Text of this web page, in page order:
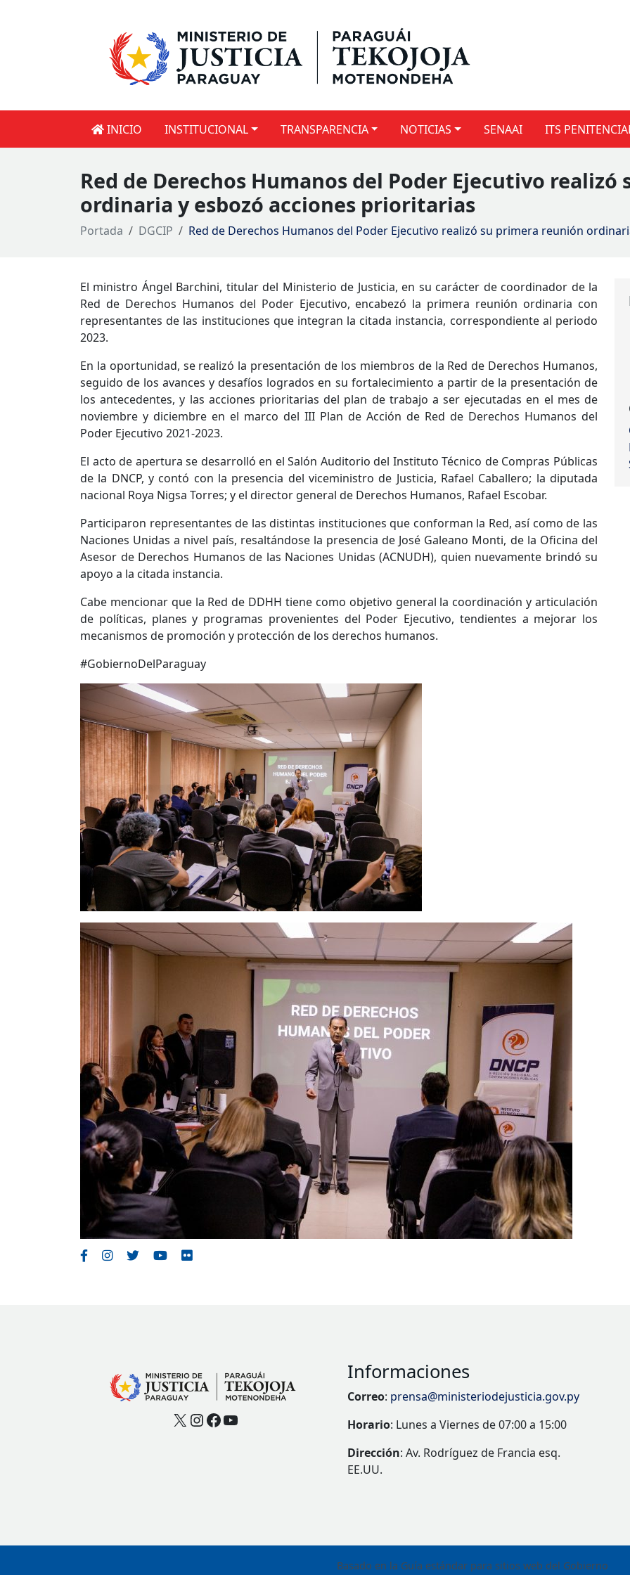
INICIO INSTITUCIONAL TRANSPARENCIA NOTICIAS SENAAI ITS
Red de Derechos Humanos del Poder Ejecutivo
ordinaria y esbozó acciones prioritarias
Portada DGCIP Red de Derechos Humanos del Poder Ejecutivo realizó su primera reunión
El ministro Ángel Barchini, titular del Ministerio de Justicia, en su carácter de coordinador de la
Red de Derechos Humanos del Poder Ejecutivo, encabezó la primera reunión ordinaria con
representantes de las instituciones que integran la citada instancia, correspondiente al periodo
2023.
En la oportunidad, se realizó la presentación de los miembros de la Red de Derechos Humanos,
seguido de los avances y desafíos logrados en su fortalecimiento a partir de la presentación de
los antecedentes, y las acciones prioritarias del plan de trabajo a ser ejecutadas en el mes de
noviembre y diciembre en el marco del III Plan de Acción de Red de Derechos Humanos del
Poder Ejecutivo 2021-2023.
El acto de apertura se desarrolló en el Salón Auditorio del Instituto Técnico de Compras Públicas
de la DNCP, y contó con la presencia del viceministro de Justicia, Rafael Caballero; la diputada
nacional Roya Nigsa Torres; y el director general de Derechos Humanos, Rafael Escobar.
Participaron representantes de las distintas instituciones que conforman la Red, así como de las
Naciones Unidas a nivel país, resaltándose la presencia de José Galeano Monti, de la Oficina del
Asesor de Derechos Humanos de las Naciones Unidas (ACNUDH), quien nuevamente brindó su
apoyo a la citada instancia.
Cabe mencionar que la Red de DDHH tiene como objetivo general la coordinación y articulación
de políticas, planes y programas provenientes del Poder Ejecutivo, tendientes a mejorar los
mecanismos de promoción y protección de los derechos humanos.
#GobiernoDelParaguay
X Instagram
Facebook
YouTube
Informaciones
Correo: prensa@ministeriodejusticia.gov.py
Horario: Lunes a Viernes de 07:00 a 15:00
Dirección: Av. Rodríguez de Francia esq.
EE.UU.
Basado en la Guía estándar para sitios web del Gobierno